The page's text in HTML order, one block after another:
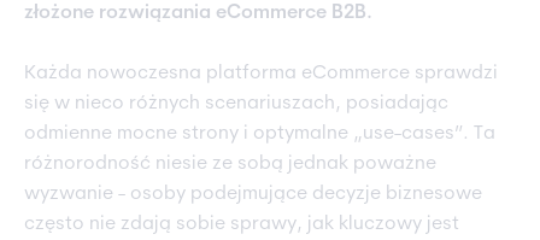
złożone rozwiązania eCommerce B2B.
Każda nowoczesna platforma eCommerce sprawdzi
się w nieco różnych scenariuszach, posiadając
odmienne mocne strony i optymalne „use-cases”. Ta
różnorodność niesie ze sobą jednak poważne
wyzwanie - osoby podejmujące decyzje biznesowe
często nie zdają sobie sprawy, jak kluczowy jest